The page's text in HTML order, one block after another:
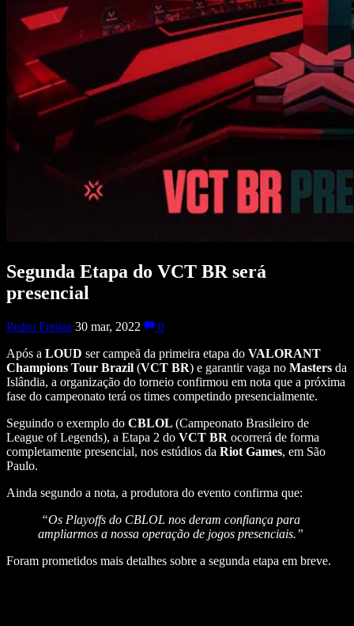
Segunda Etapa do VCT BR será
presencial
Pedro Freitas 30 mar, 2022
0
Após a LOUD ser campeã da primeira etapa do VALORANT
Champions Tour Brazil (VCT BR) e garantir vaga no Masters da
Islândia, a organização do torneio confirmou em nota que a próxima
fase do campeonato terá os times competindo presencialmente.
Seguindo o exemplo do CBLOL (Campeonato Brasileiro de
League of Legends), a Etapa 2 do VCT BR ocorrerá de forma
completamente presencial, nos estúdios da Riot Games, em São
Paulo.
Ainda segundo a nota, a produtora do evento confirma que:
“Os Playoffs do CBLOL nos deram confiança para
ampliarmos a nossa operação de jogos presenciais.”
Foram prometidos mais detalhes sobre a segunda etapa em breve.